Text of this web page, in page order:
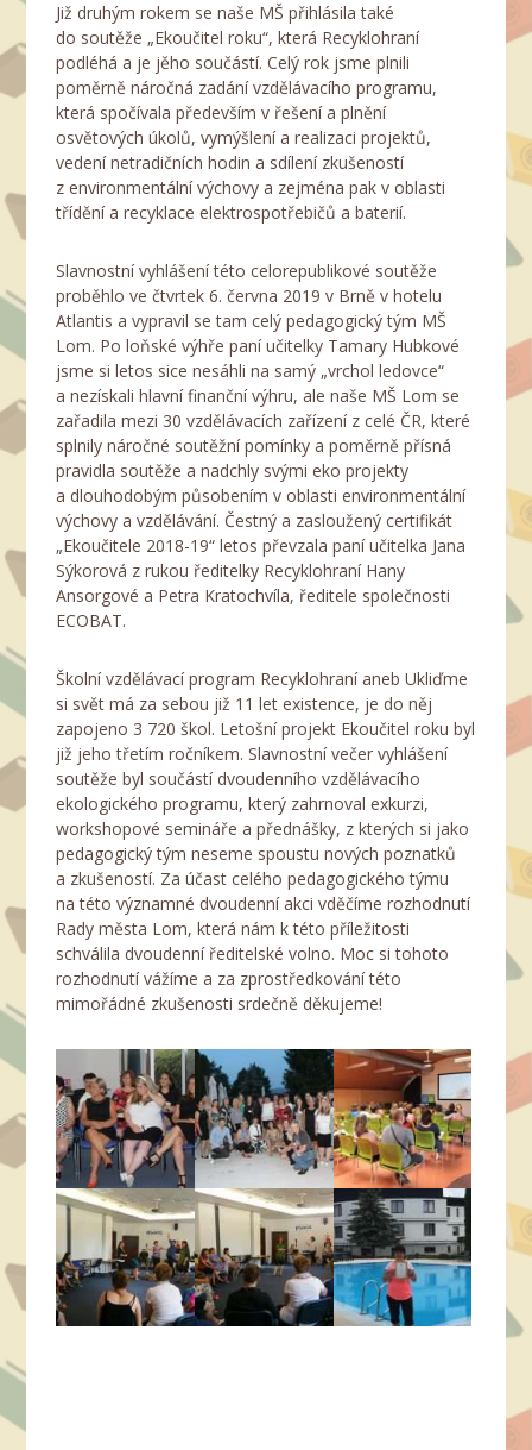
Již druhým rokem se naše MŠ přihlásila také
do soutěže „Ekoučitel roku“, která Recyklohraní
podléhá a je jěho součástí. Celý rok jsme plnili
poměrně náročná zadání vzdělávacího programu,
která spočívala především v řešení a plnění
osvětových úkolů, vymýšlení a realizaci projektů,
vedení netradičních hodin a sdílení zkušeností
z environmentální výchovy a zejména pak v oblasti
třídění a recyklace elektrospotřebičů a baterií.
Slavnostní vyhlášení této celorepublikové soutěže
proběhlo ve čtvrtek 6. června 2019 v Brně v hotelu
Atlantis a vypravil se tam celý pedagogický tým MŠ
Lom. Po loňské výhře paní učitelky Tamary Hubkové
jsme si letos sice nesáhli na samý „vrchol ledovce“
a nezískali hlavní finanční výhru, ale naše MŠ Lom se
zařadila mezi 30 vzdělávacích zařízení z celé ČR, které
splnily náročné soutěžní pomínky a poměrně přísná
pravidla soutěže a nadchly svými eko projekty
a dlouhodobým působením v oblasti environmentální
výchovy a vzdělávání. Čestný a zasloužený certifikát
„Ekoučitele 2018-19“ letos převzala paní učitelka Jana
Sýkorová z rukou ředitelky Recyklohraní Hany
Ansorgové a Petra Kratochvíla, ředitele společnosti
ECOBAT.
Školní vzdělávací program Recyklohraní aneb Ukliďme
si svět má za sebou již 11 let existence, je do něj
zapojeno 3 720 škol. Letošní projekt Ekoučitel roku byl
již jeho třetím ročníkem. Slavnostní večer vyhlášení
soutěže byl součástí dvoudenního vzdělávacího
ekologického programu, který zahrnoval exkurzi,
workshopové semináře a přednášky, z kterých si jako
pedagogický tým neseme spoustu nových poznatků
a zkušeností. Za účast celého pedagogického týmu
na této významné dvoudenní akci vděčíme rozhodnutí
Rady města Lom, která nám k této příležitosti
schválila dvoudenní ředitelské volno. Moc si tohoto
rozhodnutí vážíme a za zprostředkování této
mimořádné zkušenosti srdečně děkujeme!